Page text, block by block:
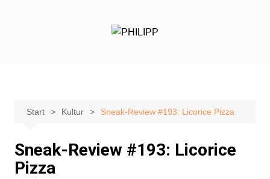
Start Kultur Sneak-Review #193: Licorice Pizza
Sneak-Review #193: Licorice
Pizza